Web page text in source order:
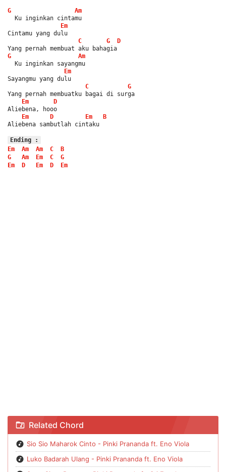
G
Am
  Ku inginkan cintamu
Em
Cintamu yang dulu
C
G
D
Yang pernah membuat aku bahagia
G
Am
  Ku inginkan sayangmu
Em
Sayangmu yang dulu
C
G
Yang pernah membuatku bagai di surga
Em
D
Aliebena, hooo
Em
D Em
B
Aliebena sambutlah cintaku
Ending :
Em
Am Am C
B
G
Am Em C
G
Em
D Em D Em
Chord Aliebena (Sambutlah Cintaku) - Pinki Prananda
Related Chord
Sio Sio Maharok Cinto - Pinki Prananda ft. Eno Viola
Luko Badarah Ulang - Pinki Prananda ft. Eno Viola